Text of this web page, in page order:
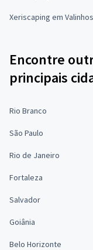
Xeriscaping em Valinhos
Encontre
principais
Rio Branco
São Paulo
Rio de Janeiro
Fortaleza
Salvador
Goiânia
Belo Horizonte